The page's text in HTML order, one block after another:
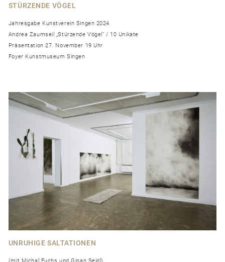
STÜRZENDE VÖGEL
Jahresgabe Kunstverein Singen 2024
Andrea Zaumseil „Stürzende Vögel“ / 10 Unikate
Präsentation 27. November 19 Uhr
Foyer Kunstmuseum Singen
UNRUHIGE SALTATIONEN